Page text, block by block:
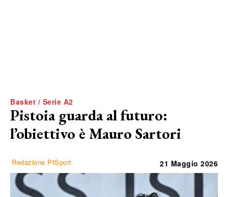
Basket / Serie A2
Pistoia guarda al futuro:
l’obiettivo è Mauro Sartori
Redazione PtSport 21 Maggio 2026